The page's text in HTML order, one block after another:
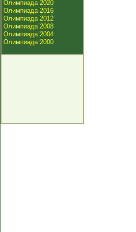
Олимпиада 2020
Олимпиада 2016
Олимпиада 2012
Олимпиада 2008
Олимпиада 2004
Олимпиада 2000